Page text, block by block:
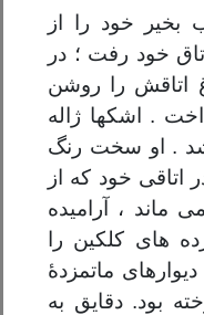
بخیر خود را از
خود رفت ؛ در
اتاقش را روشن
. اشکها ژاله
. او سخت رنگ
اتاقی خود که از
، آرامیده
های کلکین را
ماتمزدۀ
بود. دقایق به